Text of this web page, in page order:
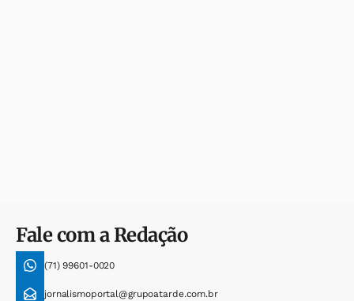
Fale com a Redação
(71) 99601-0020
jornalismoportal@grupoatarde.com.br